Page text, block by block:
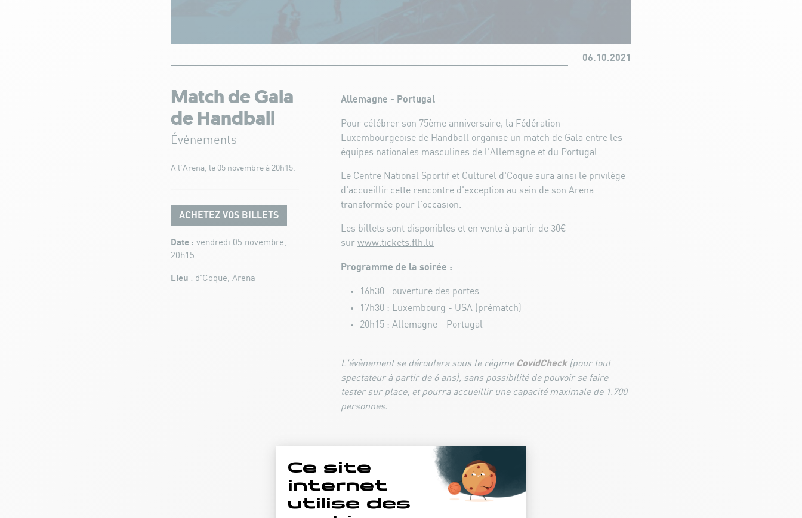
06.10.2021
Match de Gala
de Handball
Événements
À l'Arena, le 05 novembre à 20h15.
ACHETEZ VOS BILLETS
Date : vendredi 05 novembre,
20h15
Lieu : d'Coque, Arena
Allemagne - Portugal
Pour célébrer son 75ème anniversaire, la Fédération
Luxembourgeoise de Handball organise un match de Gala entre les
équipes nationales masculines de l'Allemagne et du Portugal.
Le Centre National Sportif et Culturel d'Coque aura ainsi le privilège
d'accueillir cette rencontre d'exception au sein de son Arena
transformée pour l'occasion.
Les billets sont disponibles et en vente à partir de 30€
surwww.tickets.flh.lu
Programme de la soirée :
16h30 : ouverture des portes
17h30 : Luxembourg - USA (prématch)
20h15 : Allemagne - Portugal
L'évènement se déroulera sous le régime CovidCheck(pour tout
spectateur à partir de 6 ans), sans possibilité de pouvoir se faire
tester sur place, et pourra accueillir une capacité maximale de 1.700
personnes.